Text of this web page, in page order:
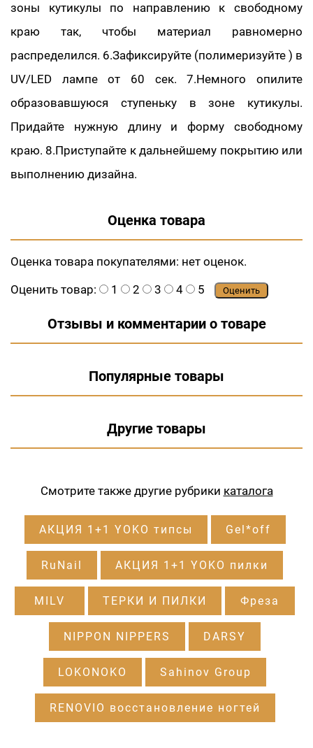
зоны кутикулы по направлению к свободному
краю так, чтобы материал равномерно
распределился. 6.Зафиксируйте (полимеризуйте ) в
UV/LED лампе от 60 сек. 7.Немного опилите
образовавшуюся ступеньку в зоне кутикулы.
Придайте нужную длину и форму свободному
краю. 8.Приступайте к дальнейшему покрытию или
выполнению дизайна.
Оценка товара
Оценка товара покупателями: нет оценок.
Оценить товар:
1 2 3 4 5 Оценить
Отзывы и комментарии о товаре
Популярные товары
Другие товары
Смотрите также другие рубрики каталога
АКЦИЯ 1+1 YOKO типсы Gel*off
RuNail АКЦИЯ 1+1 YOKO пилки
MILV ТЕРКИ И ПИЛКИ Фреза
NIPPON NIPPERS DARSY
LOKONOKO Sahinov Group
RENOVIO восстановление ногтей